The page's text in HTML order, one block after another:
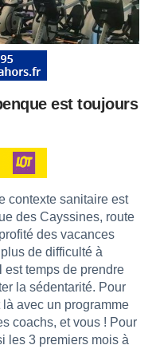
est toujours
contexte sanitaire est
des Cayssines, route
des vacances
de difficulté à
est temps de prendre
la sédentarité. Pour
avec un programme
coachs, et vous ! Pour
les 3 premiers mois à